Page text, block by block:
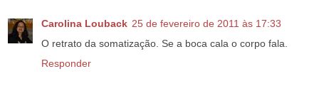
Carolina Louback 25 de fevereiro de 2011 às 17:33
O retrato da somatização. Se a boca cala o corpo fala.
Responder